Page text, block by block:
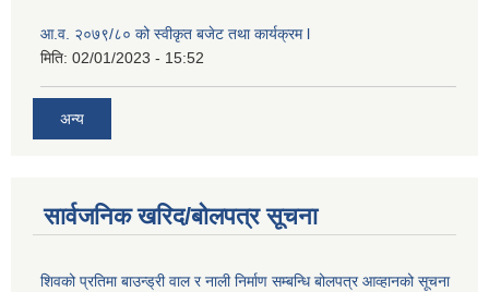
आ.व. २०७९/८० को स्वीकृत बजेट तथा कार्यक्रम l
मिति: 02/01/2023 - 15:52
अन्य
सार्वजनिक खरिद/बोलपत्र सूचना
शिवको प्रतिमा बाउन्ड्री वाल र नाली निर्माण सम्बन्धि बोलपत्र आव्हानको सूचना